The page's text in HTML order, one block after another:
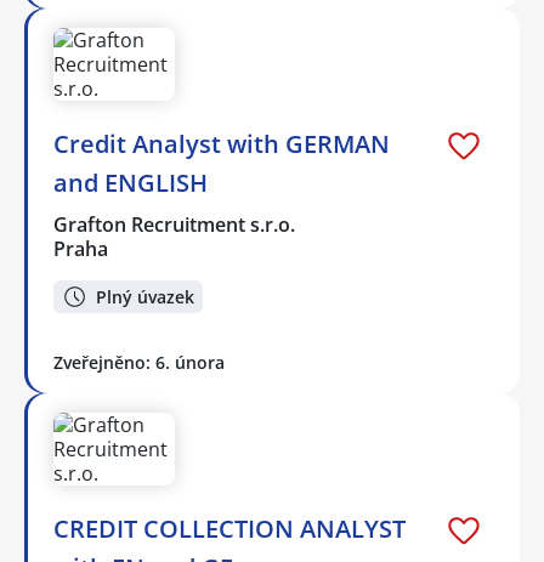
Credit Analyst with GERMAN
and ENGLISH
Grafton Recruitment s.r.o.
Praha
Plný úvazek
Zveřejněno: 6. února
CREDIT COLLECTION ANALYST